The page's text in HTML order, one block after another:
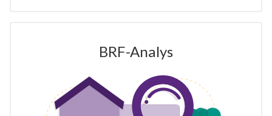
BRF-Analys